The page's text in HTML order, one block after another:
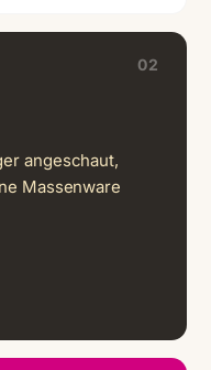
02
angeschaut,
Massenware